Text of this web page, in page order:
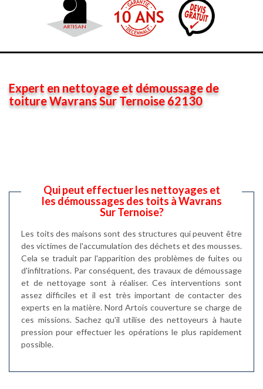
Expert en nettoyage et démoussage de
toiture Wavrans Sur Ternoise 62130
Qui peut effectuer les nettoyages et
les démoussages des toits à Wavrans
Sur Ternoise?
Les toits des maisons sont des structures qui peuvent être
des victimes de l'accumulation des déchets et des mousses.
Cela se traduit par l'apparition des problèmes de fuites ou
d'infiltrations. Par conséquent, des travaux de démoussage
et de nettoyage sont à réaliser. Ces interventions sont
assez difficiles et il est très important de contacter des
experts en la matière. Nord Artois couverture se charge de
ces missions. Sachez qu'il utilise des nettoyeurs à haute
pression pour effectuer les opérations le plus rapidement
possible.